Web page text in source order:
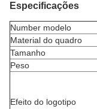
Especificações
Number modelo
Material do quadro
Tamanho
Peso
Efeito do logotipo